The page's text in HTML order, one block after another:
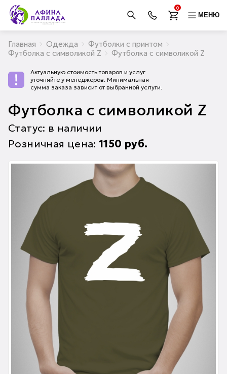
0
МЕНЮ
Главная Одежда
Футболки с принтом
Футболка с символикой Z
Футболка с символикой Z
Актуальную стоимость товаров и услуг
уточняйте у менеджеров. Минимальная
сумма заказа зависит от выбранной услуги.
Футболка с символикой Z
Статус: в наличии
Розничная цена:1150 руб.